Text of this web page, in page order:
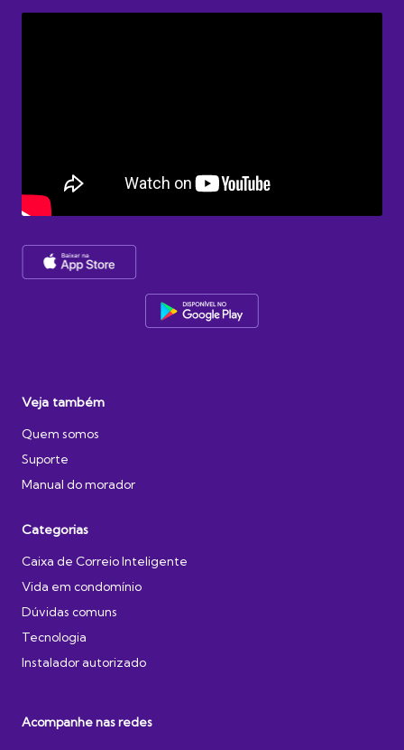
Veja também
Quem somos
Suporte
Manual do morador
Categorias
Caixa de Correio Inteligente
Vida em condomínio
Dúvidas comuns
Tecnologia
Instalador autorizado
Acompanhe nas redes